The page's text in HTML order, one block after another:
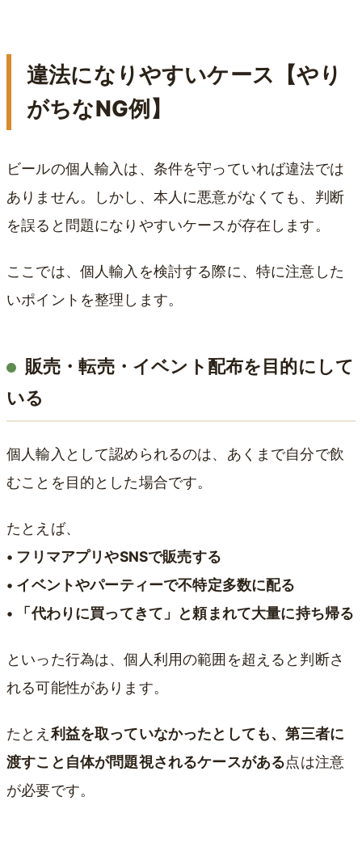
違法になりやすいケース【やり
がちなNG例】
ビールの個人輸入は、条件を守っていれば違法では
ありません。しかし、本人に悪意がなくても、判断
を誤ると問題になりやすいケースが存在します。
ここでは、個人輸入を検討する際に、特に注意した
いポイントを整理します。
販売・転売・イベント配布を目的にして
いる
個人輸入として認められるのは、あくまで自分で飲
むことを目的とした場合です。
たとえば、
• フリマアプリやSNSで販売する
• イベントやパーティーで不特定多数に配る
• 「代わりに買ってきて」と頼まれて大量に持ち帰る
といった行為は、個人利用の範囲を超えると判断さ
れる可能性があります。
たとえ 利益を取っていなかったとしても、第三者に
渡すこと自体が問題視されるケースがある点は注意
が必要です。